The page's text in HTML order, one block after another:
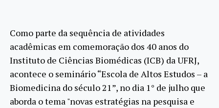
Como parte da sequência de atividades
acadêmicas em comemoração dos 40 anos do
Instituto de Ciências Biomédicas (ICB) da UFRJ,
acontece o seminário “Escola de Altos Estudos – a
Biomedicina do século 21”, no dia 1° de julho que
aborda o tema "novas estratégias na pesquisa e